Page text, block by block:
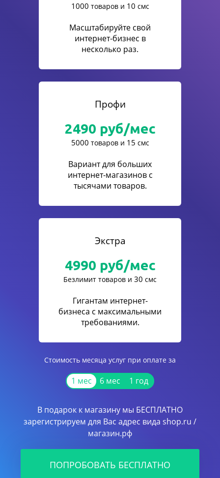
1000 товаров и 10 смс
Масштабируйте свой
интернет-бизнес в
несколько раз.
Профи
2490 руб/мес
5000 товаров и 15 смс
Вариант для больших
интернет-магазинов с
тысячами товаров.
Экстра
4990 руб/мес
Безлимит товаров и 30 смс
Гигантам интернет-
бизнеса с максимальными
требованиями.
Стоимость месяца услуг при оплате за
1 мес 6 мес 1 год
В подарок к магазину мы БЕСПЛАТНО
зарегистрируем для Вас адрес вида shop.ru /
магазин.рф
ПОПРОБОВАТЬ БЕСПЛАТНО